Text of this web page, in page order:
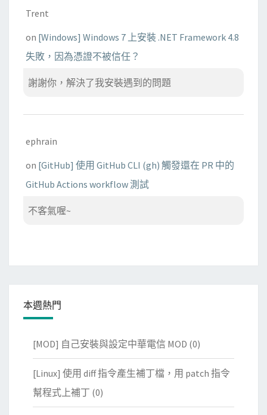
Trent
on [Windows] Windows 7 上安裝 .NET Framework 4.8
失敗，因為憑證不被信任？
謝謝你，解決了我安裝遇到的問題
ephrain
on [GitHub] 使用 GitHub CLI (gh) 觸發還在 PR 中的
GitHub Actions workflow 測試
不客氣喔~
本週熱門
[MOD] 自己安裝與設定中華電信 MOD (0)
[Linux] 使用 diff 指令產生補丁檔，用 patch 指令
幫程式上補丁 (0)